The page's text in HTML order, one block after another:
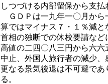
しつづける内部留保から支
ＧＤＰは一九年一〇月から
算ではマイナス７・１％減
首相の独断での休校要請な
高値の二四〇八三円から六
中止、外国人旅行者の減少
更なる景気後退は不可避で
る。